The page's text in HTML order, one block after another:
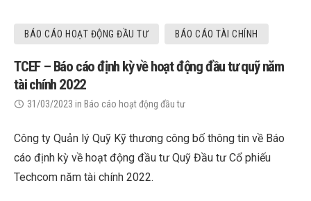
BÁO CÁO HOẠT ĐỘNG ĐẦU TƯ BÁO CÁO TÀI CHÍNH
TCEF – Báo cáo định kỳ về hoạt động đầu tư quỹ năm
tài chính 2022
31/03/2023 in Báo cáo hoạt động đầu tư
Công ty Quản lý Quỹ Kỹ thương công bố thông tin về Báo
cáo định kỳ về hoạt động đầu tư Quỹ Đầu tư Cổ phiếu
Techcom năm tài chính 2022.